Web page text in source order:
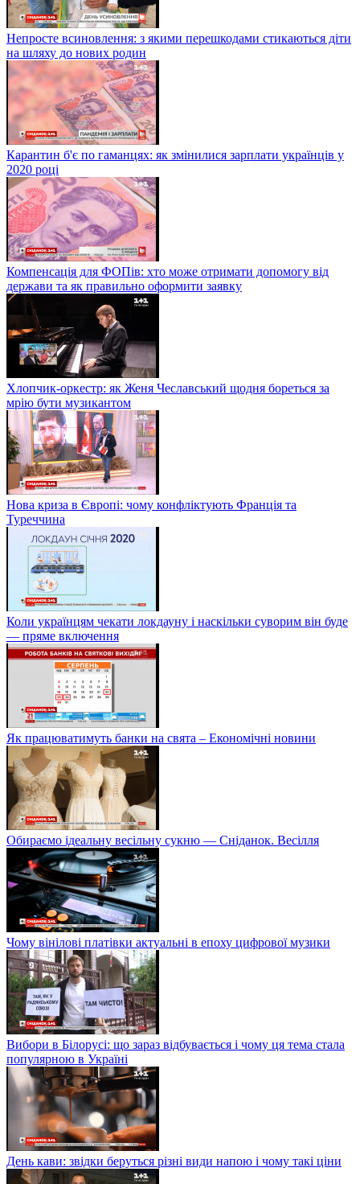
Непросте всиновлення: з якими перешкодами стикаються діти
на шляху до нових родин
Карантин б'є по гаманцях: як змінилися зарплати українців у
2020 році
Компенсація для ФОПів: хто може отримати допомогу від
держави та як правильно оформити заявку
Хлопчик-оркестр: як Женя Чеславський щодня бореться за
мрію бути музикантом
Нова криза в Європі: чому конфліктують Франція та
Туреччина
Коли українцям чекати локдауну і наскільки суворим він буде
— пряме включення
Як працюватимуть банки на свята – Економічні новини
Обираємо ідеальну весільну сукню — Сніданок. Весілля
Чому вінілові платівки актуальні в епоху цифрової музики
Вибори в Білорусі: що зараз відбувається і чому ця тема стала
популярною в Україні
День кави: звідки беруться різні види напою і чому такі ціни